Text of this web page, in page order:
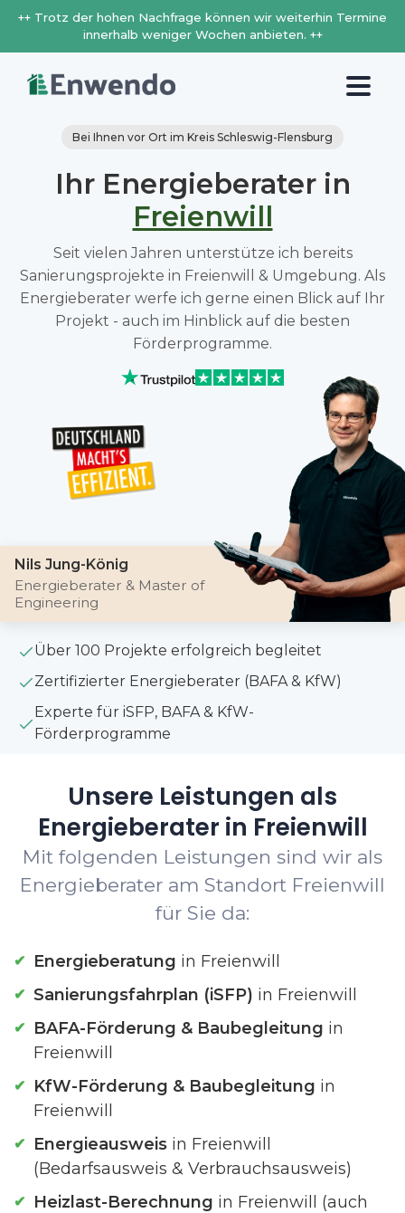
++ Trotz der hohen Nachfrage können wir weiterhin Termine
innerhalb weniger Wochen anbieten. ++
Bei Ihnen vor Ort im Kreis Schleswig-Flensburg
Ihr Energieberater in
Freienwill
Seit vielen Jahren unterstütze ich bereits
Sanierungsprojekte in Freienwill & Umgebung. Als
Energieberater werfe ich gerne einen Blick auf Ihr
Projekt - auch im Hinblick auf die besten
Förderprogramme.
Nils Jung-König
Energieberater & Master of
Engineering
Über 100 Projekte erfolgreich begleitet
Zertifizierter Energieberater (BAFA & KfW)
Experte für iSFP, BAFA & KfW-
Förderprogramme
Unsere Leistungen als
Energieberater in Freienwill
Mit folgenden Leistungen sind wir als
Energieberater am Standort Freienwill
für Sie da:
Energieberatung in Freienwill
Sanierungsfahrplan (iSFP) in Freienwill
BAFA-Förderung & Baubegleitung in
Freienwill
KfW-Förderung & Baubegleitung in
Freienwill
Energieausweis in Freienwill
(Bedarfsausweis & Verbrauchsausweis)
Heizlast-Berechnung in Freienwill (auch